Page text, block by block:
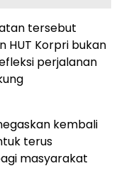
tersebut
HUT Korpri bukan
perjalanan
kembali
terus
masyarakat